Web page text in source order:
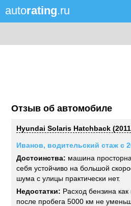
autorating.ru
Отзыв об автомобиле
Hyundai Solaris Hatchback
Иванов, водительский стаж с
Достоинства: машина
себя устойчиво на большой
шума с улицы практически нет.
Недостатки: Расход бензина
после пробега 5000 км не